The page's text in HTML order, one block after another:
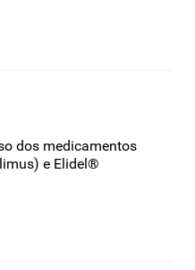
dos medicamentos
e Elidel®